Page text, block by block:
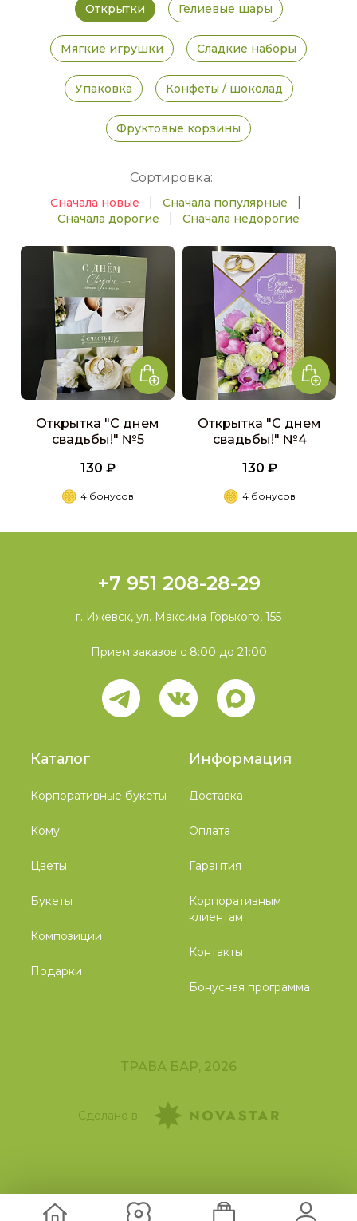
Открытки Гелиевые шары
Мягкие игрушки Сладкие наборы
Упаковка Конфеты / шоколад
Фруктовые корзины
Сортировка:
Сначала новые Сначала популярные
Сначала дорогие Сначала недорогие
Открытка "С днем
свадьбы!" №5
130 ₽
4 бонусов
Открытка "С днем
свадьбы!" №4
130 ₽
4 бонусов
Каталог
Корпоративные букеты
Кому
Цветы
Букеты
Композиции
Подарки
Информация
Доставка
Оплата
Гарантия
Корпоративным
клиентам
Контакты
Бонусная программа
+7 951 208-28-29
г. Ижевск, ул. Максима Горького, 155
Прием заказов с 8:00 до 21:00
ТРАВА БАР, 2026
Сделано в